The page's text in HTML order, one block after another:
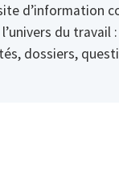
d’information
du travail
dossiers,